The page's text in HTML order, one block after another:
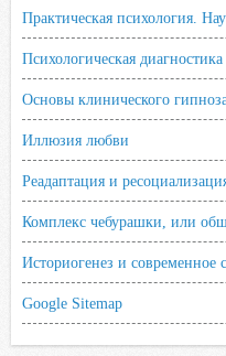
Практическая психология.
Психологическая диагностика
Основы клинического
Иллюзия любви
Реадаптация и
Комплекс чебурашки, или
Историогенез и современное
Google Sitemap